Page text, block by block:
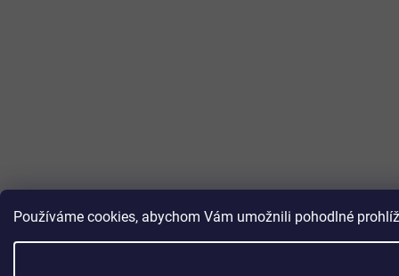
Používáme cookies, abychom Vám umožnili pohodlné